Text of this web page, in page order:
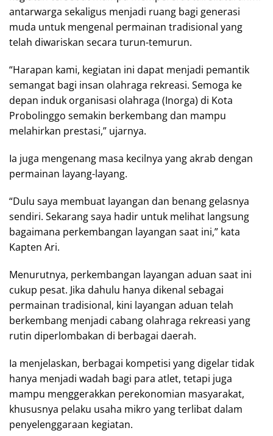
antarwarga sekaligus menjadi ruang bagi generasi
muda untuk mengenal permainan tradisional yang
telah diwariskan secara turun-temurun.
“Harapan kami, kegiatan ini dapat menjadi pemantik
semangat bagi insan olahraga rekreasi. Semoga ke
depan induk organisasi olahraga (Inorga) di Kota
Probolinggo semakin berkembang dan mampu
melahirkan prestasi,” ujarnya.
Ia juga mengenang masa kecilnya yang akrab dengan
permainan layang-layang.
“Dulu saya membuat layangan dan benang gelasnya
sendiri. Sekarang saya hadir untuk melihat langsung
bagaimana perkembangan layangan saat ini,” kata
Kapten Ari.
Menurutnya, perkembangan layangan aduan saat ini
cukup pesat. Jika dahulu hanya dikenal sebagai
permainan tradisional, kini layangan aduan telah
berkembang menjadi cabang olahraga rekreasi yang
rutin diperlombakan di berbagai daerah.
Ia menjelaskan, berbagai kompetisi yang digelar tidak
hanya menjadi wadah bagi para atlet, tetapi juga
mampu menggerakkan perekonomian masyarakat,
khususnya pelaku usaha mikro yang terlibat dalam
penyelenggaraan kegiatan.